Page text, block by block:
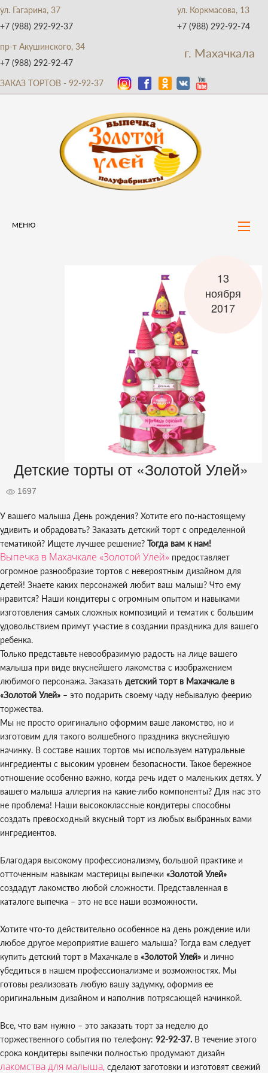
ул. Гагарина, 37
+7 (988) 292-92-37
ул. Коркмасова, 13
+7 (988) 292-92-74
пр-т Акушинского, 34
+7 (988) 292-92-47
г. Махачкала
ЗАКАЗ ТОРТОВ - 92-92-37
МЕНЮ
13
ноября
2017
Детские торты от «Золотой Улей»
1697
У вашего малыша День рождения? Хотите его по-настоящему
удивить и обрадовать? Заказать детский торт с определенной
тематикой? Ищете лучшее решение? Тогда вам к нам!
Выпечка в Махачкале «Золотой Улей» предоставляет
огромное разнообразие тортов с невероятным дизайном для
детей! Знаете каких персонажей любит ваш малыш? Что ему
нравится? Наши кондитеры с огромным опытом и навыками
изготовления самых сложных композиций и тематик с большим
удовольствием примут участие в создании праздника для вашего
ребенка.
Только представьте невообразимую радость на лице вашего
малыша при виде вкуснейшего лакомства с изображением
любимого персонажа. Заказать детский торт в Махачкале в
«Золотой Улей» – это подарить своему чаду небывалую феерию
торжества.
Мы не просто оригинально оформим ваше лакомство, но и
изготовим для такого волшебного праздника вкуснейшую
начинку. В составе наших тортов мы используем натуральные
ингредиенты с высоким уровнем безопасности. Такое бережное
отношение особенно важно, когда речь идет о маленьких детях. У
вашего малыша аллергия на какие-либо компоненты? Для нас это
не проблема! Наши высококлассные кондитеры способны
создать превосходный вкусный торт из любых выбранных вами
ингредиентов.
Благодаря высокому профессионализму, большой практике и
отточенным навыкам мастерицы выпечки «Золотой Улей»
создадут лакомство любой сложности. Представленная в
каталоге выпечка – это не все наши возможности.
Хотите что-то действительно особенное на день рождение или
любое другое мероприятие вашего малыша? Тогда вам следует
купить детский торт в Махачкале в «Золотой Улей» и лично
убедиться в нашем профессионализме и возможностях. Мы
готовы реализовать любую вашу задумку, оформив ее
оригинальным дизайном и наполнив потрясающей начинкой.
Все, что вам нужно – это заказать торт за неделю до
торжественного события по телефону: 92-92-37. В течение этого
срока кондитеры выпечки полностью продумают дизайн
лакомства для малыша, сделают заготовки и изготовят свежий